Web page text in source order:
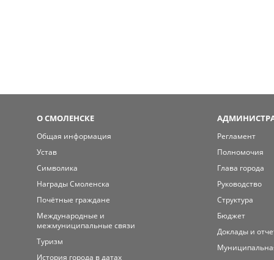
О СМОЛЕНСКЕ
Общая информация
Устав
Символика
Награды Смоленска
Почётные граждане
Международные и
межмуниципальные связи
Туризм
История города в датах
Регламент
Полномочия
Глава города
Руководство
Структура
Бюджет
Доклады и